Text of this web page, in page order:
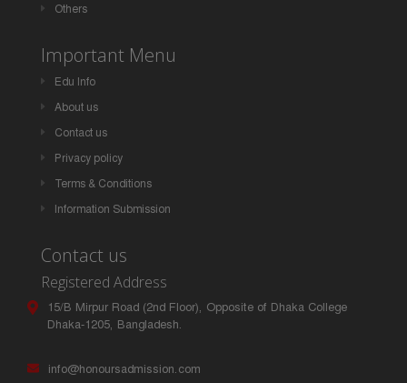
Others
Important Menu
Edu Info
About us
Contact us
Privacy policy
Terms & Conditions
Information Submission
Contact us
Registered Address
15/B Mirpur Road (2nd Floor), Opposite of Dhaka College
Dhaka-1205, Bangladesh.
info@honoursadmission.com